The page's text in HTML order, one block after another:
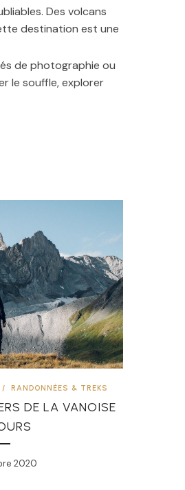
Des volcans
destination est une
de photographie ou
le souffle, explorer
/RANDONNÉES & TREKS
DE LA VANOISE
2020